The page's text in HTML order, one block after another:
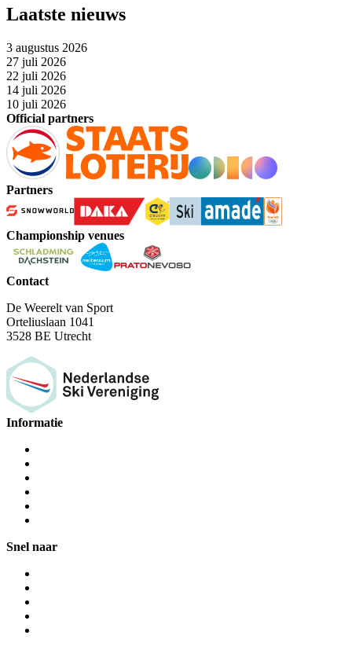
Laatste nieuws
3 augustus 2026
27 juli 2026
22 juli 2026
14 juli 2026
10 juli 2026
Official partners
Partners
Championship venues
Contact
De Weerelt van Sport
Orteliuslaan 1041
3528 BE Utrecht
Informatie
Snel naar